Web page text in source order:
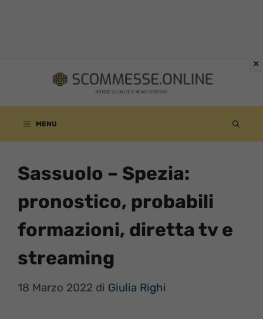
contenuto
MENU
Sassuolo – Spezia:
pronostico, probabili
formazioni, diretta tv e
streaming
18 Marzo 2022 di Giulia Righi